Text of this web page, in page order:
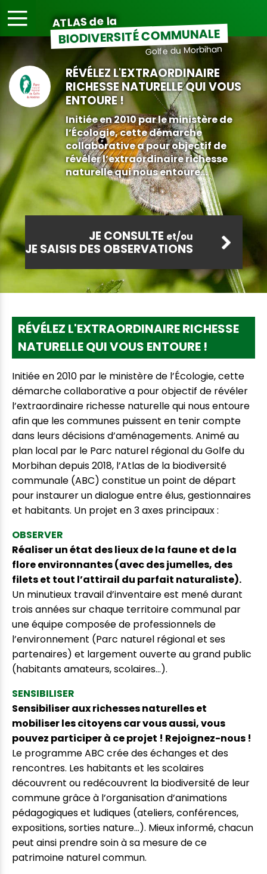
||| ATLAS de la
BIODIVERSITÉ COMMUNALE
Golfe du Morbihan
RÉVÉLEZ L'EXTRAORDINAIRE
RICHESSE NATURELLE QUI VOUS
ENTOURE !
Initiée en 2010 par le ministère de
l’Écologie, cette démarche
collaborative a pour objectif de
révéler l’extraordinaire richesse
naturelle qui nous entoure...
JE CONSULTE et/ou
JE SAISIS DES OBSERVATIONS
RÉVÉLEZ L'EXTRAORDINAIRE RICHESSE
NATURELLE QUI VOUS ENTOURE !
Initiée en 2010 par le ministère de l’Écologie, cette
démarche collaborative a pour objectif de révéler
l’extraordinaire richesse naturelle qui nous entoure
afin que les communes puissent en tenir compte
dans leurs décisions d’aménagements. Animé au
plan local par le Parc naturel régional du Golfe du
Morbihan depuis 2018, l’Atlas de la biodiversité
communale (ABC) constitue un point de départ
pour instaurer un dialogue entre élus, gestionnaires
et habitants. Un projet en 3 axes principaux :
OBSERVER
Réaliser un état des lieux de la faune et de la
flore environnantes (avec des jumelles, des
filets et tout l’attirail du parfait naturaliste).
Un minutieux travail d’inventaire est mené durant
trois années sur chaque territoire communal par
une équipe composée de professionnels de
l’environnement (Parc naturel régional et ses
partenaires) et largement ouverte au grand public
(habitants amateurs, scolaires…).
SENSIBILISER
Sensibiliser aux richesses naturelles et
mobiliser les citoyens car vous aussi, vous
pouvez participer à ce projet ! Rejoignez-nous !
Le programme ABC crée des échanges et des
rencontres. Les habitants et les scolaires
découvrent ou redécouvrent la biodiversité de leur
commune grâce à l’organisation d’animations
pédagogiques et ludiques (ateliers, conférences,
expositions, sorties nature...). Mieux informé, chacun
peut ainsi prendre soin à sa mesure de ce
patrimoine naturel commun.